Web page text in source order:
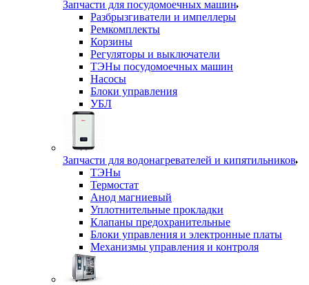
Запчасти для посудомоечных машин
Разбрызгиватели и импеллеры
Ремкомплекты
Корзины
Регуляторы и выключатели
ТЭНы посудомоечных машин
Насосы
Блоки управления
УБЛ
Запчасти для водонагревателей и кипятильников
ТЭНы
Термостат
Анод магниевый
Уплотнительные прокладки
Клапаны предохранительные
Блоки управления и электронные платы
Механизмы управления и контроля